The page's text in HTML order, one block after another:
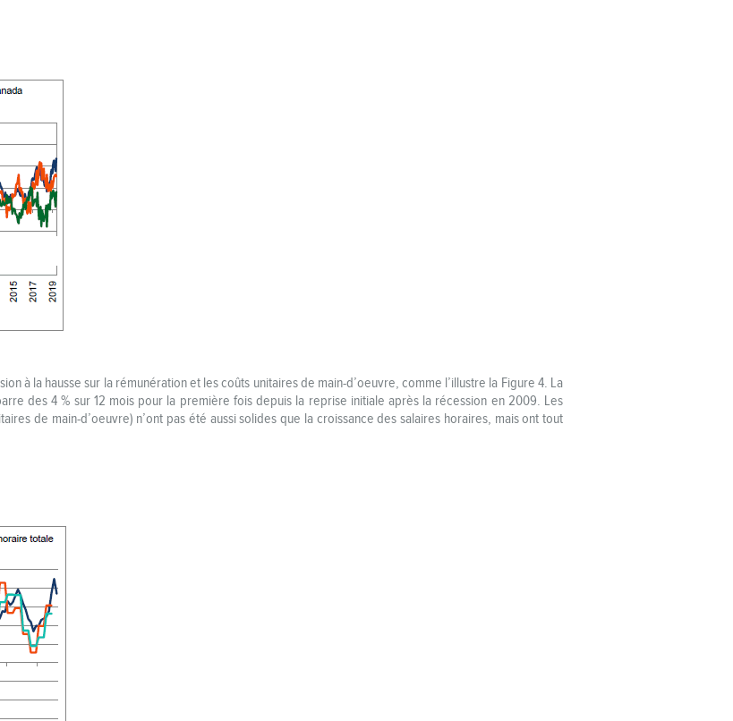
à la hausse sur la rémunération et les coûts unitaires de main-d’oeuvre, comme l’illustre la Figure 4. La
des 4 % sur 12 mois pour la première fois depuis la reprise initiale après la récession en 2009. Les
de main-d’oeuvre) n’ont pas été aussi solides que la croissance des salaires horaires, mais ont tout